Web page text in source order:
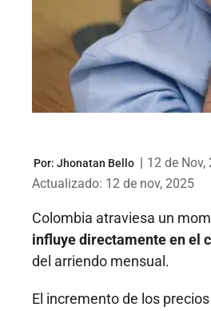
Por: Jhonatan Bello | 12 de Nov,
Actualizado: 12 de nov, 2025
Colombia atraviesa un
influye directamente en el
del arriendo mensual.
El incremento de los